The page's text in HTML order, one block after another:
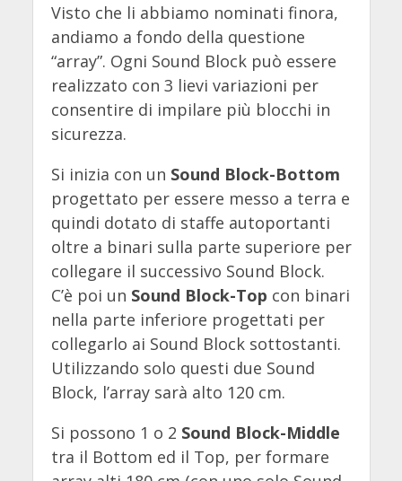
Visto che li abbiamo nominati finora,
andiamo a fondo della questione
“array”. Ogni Sound Block può essere
realizzato con 3 lievi variazioni per
consentire di impilare più blocchi in
sicurezza.
Si inizia con un Sound Block-Bottom
progettato per essere messo a terra e
quindi dotato di staffe autoportanti
oltre a binari sulla parte superiore per
collegare il successivo Sound Block.
C’è poi un Sound Block-Top con binari
nella parte inferiore progettati per
collegarlo ai Sound Block sottostanti.
Utilizzando solo questi due Sound
Block, l’array sarà alto 120 cm.
Si possono 1 o 2 Sound Block-Middle
tra il Bottom ed il Top, per formare